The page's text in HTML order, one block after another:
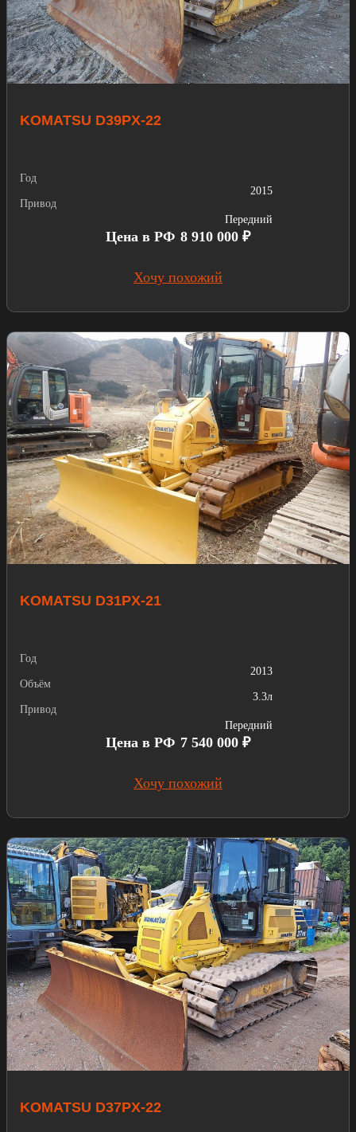
KOMATSU D39PX-22
Год
2015
Привод
Передний
Цена в РФ 8 910 000 ₽
Хочу похожий
KOMATSU D31PX-21
Год
2013
Объём
3.3л
Привод
Передний
Цена в РФ 7 540 000 ₽
Хочу похожий
KOMATSU D37PX-22